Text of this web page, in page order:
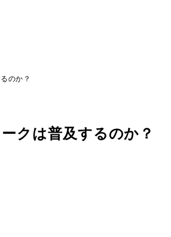
のか？
クは普及するのか？